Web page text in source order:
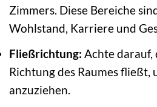
Zimmers. Diese Bereiche
Wohlstand, Karriere und
Fließrichtung: Achte darauf,
Richtung des Raumes fließt,
anzuziehen.